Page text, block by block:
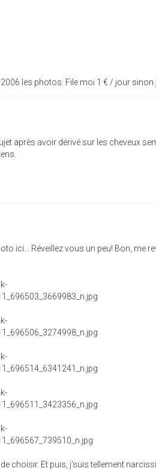
les photos. File moi 1 € / jour sinon
après avoir dérivé sur les cheveux
ici... Réveillez vous un peu! Bon, me
choisir. Et puis, j'suis tellement